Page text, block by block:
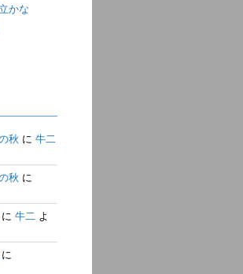
かな
秋 に牛二
秋 に
に牛二 よ
に